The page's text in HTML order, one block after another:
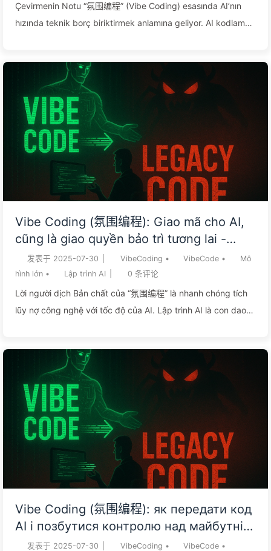
Çevirmenin Notu “氛围编程” (Vibe Coding) esasında AI’nın
hızında teknik borç biriktirmek anlamına geliyor. AI kodlama,
başlangıcıdır. Teknolojiden anlamayan birinin AI ile ana
ürünleri geliştirmesi, bir çocuğa sınırsız kredi kartı vermeye
benzer — kısa süreli bir şatafat, sonrasında ise sonsuz borç.
AI’yi kontrol etmenin anahtarı düşünmeyi bırakmak değildir;
“teorik yapı” yeteneğ...
Vibe Coding (氛围编程): Giao mã cho AI,
cũng là giao quyền bảo trì tương lai -
Chậm rãi học AI162
发表于 2025-07-30 VibeCoding • VibeCode •
Mô
hình lớn • Lập trình AI 0 条评论
Lời người dịch Bản chất của “氛围编程” là nhanh chóng tích
lũy nợ công nghệ với tốc độ của AI. Lập trình AI là con dao
thảm họa. Để người không hiểu công nghệ phát triển sản
phẩm cốt lõi bằng AI, giống như đưa cho đứa trẻ một chiếc
thẻ tín dụng không giới hạn - vẻ hào nhoáng nhất thời,
nhưng đổi lại là món nợ vô tận sau này. Chìa khóa để điều
khiển AI không phải là từ bỏ suy...
Vibe Coding (氛围编程): як передати код
AI і позбутися контролю над майбутнім
— повільно вчимося AI162
发表于 2025-07-30 VibeCoding • VibeCode •